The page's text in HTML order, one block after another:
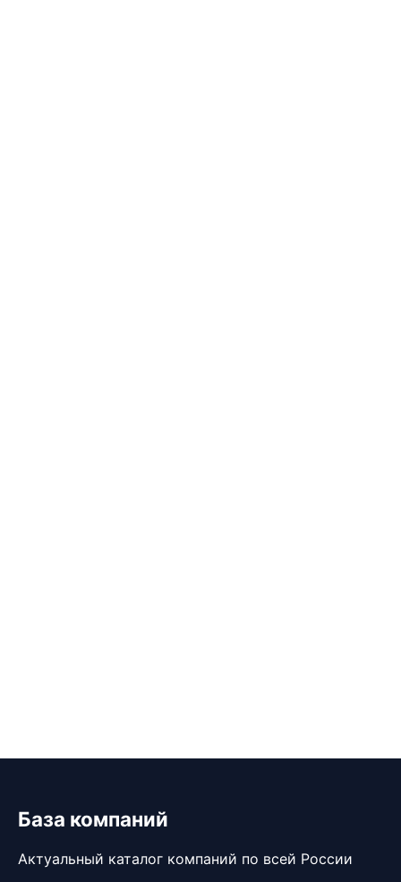
База компаний
Актуальный каталог компаний по всей России